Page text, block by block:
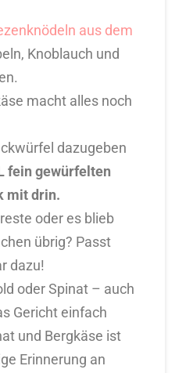
aus dem
Knoblauch und
macht alles noch
dazugeben
fein gewürfelten
mit drin.
oder es blieb
übrig? Passt
dazu!
oder Spinat – auch
Gericht einfach
und Bergkäse ist
Erinnerung an